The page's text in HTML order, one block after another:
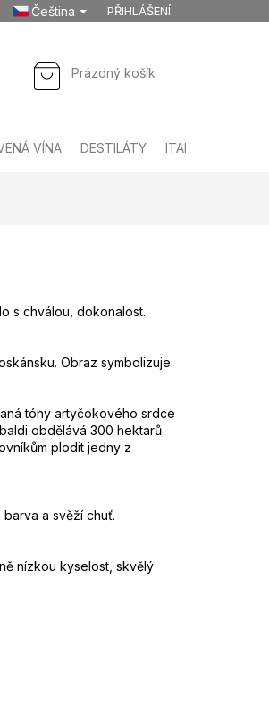
Čeština PŘIHLÁŠENÍ
NÁKUPNÍ
Prázdný košík
VÍNA DESTILÁTY ITALSKÉ NÁPOJE
s chválou, dokonalost.
Obraz symbolizuje
tóny artyčokového srdce
obdělává 300 hektarů
plodit jedny z
a svěží chuť.
nízkou kyselost, skvělý